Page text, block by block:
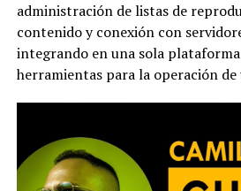
administración de listas de
contenido y conexión con
integrando en una sola
herramientas para la operación